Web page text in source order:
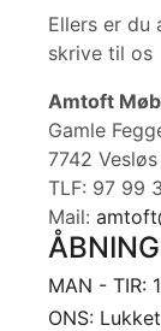
Ellers er du
skrive til os
Amtoft
Gamle
7742 Vesløs
TLF: 97 99
Mail:
MAN - TIR:
ONS: Lukket